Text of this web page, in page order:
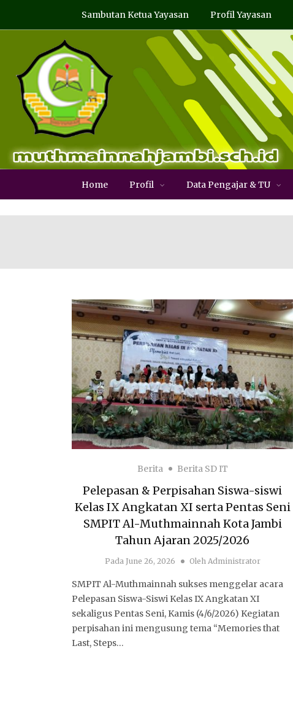
Sambutan Ketua Yayasan Profil Yayasan
Home Profil Data Pengajar & TU
Berita Berita SD IT
Pelepasan & Perpisahan Siswa-siswi
Kelas IX Angkatan XI serta Pentas Seni
SMPIT Al-Muthmainnah Kota Jambi
Tahun Ajaran 2025/2026
PadaJune 26, 2026 Oleh Administrator
SMPIT Al-Muthmainnah sukses menggelar acara
Pelepasan Siswa-Siswi Kelas IX Angkatan XI
sekaligus Pentas Seni, Kamis (4/6/2026) Kegiatan
perpisahan ini mengusung tema “Memories that
Last, Steps…